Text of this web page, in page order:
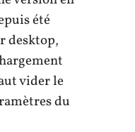
été
desktop,
vider le
du